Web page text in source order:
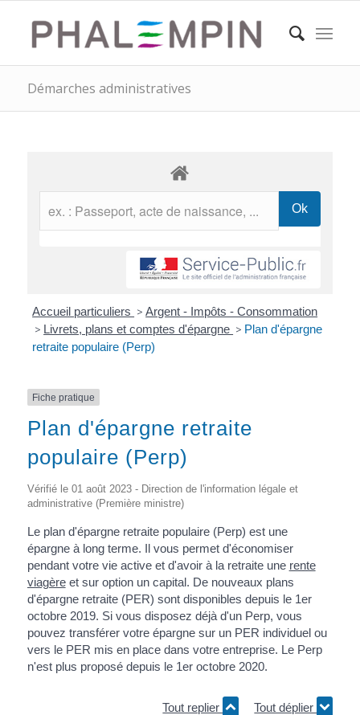
Démarches administratives
Accueil particuliers > Argent - Impôts - Consommation
> Livrets, plans et comptes d'épargne > Plan d'épargne
retraite populaire (Perp)
Fiche pratique
Plan d'épargne retraite
populaire (Perp)
Vérifié le 01 août 2023 - Direction de l'information légale et
administrative (Première ministre)
Le plan d'épargne retraite populaire (Perp) est une
épargne à long terme. Il vous permet d'économiser
pendant votre vie active et d'avoir à la retraite une rente
viagèreet sur option un capital. De nouveaux plans
d'épargne retraite (PER) sont disponibles depuis le 1er
octobre 2019. Si vous disposez déjà d'un Perp, vous
pouvez transférer votre épargne sur un PER individuel ou
vers le PER mis en place dans votre entreprise. Le Perp
n'est plus proposé depuis le 1eroctobre 2020.
Tout replier Tout déplier